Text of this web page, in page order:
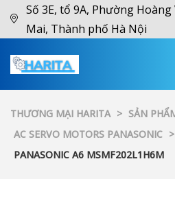
Số 3E, tổ 9A, Phường
Mai, Thành phố Hà Nội
THƯƠNG MẠI HARITA > SẢN
AC SERVO MOTORS PANASONIC >
PANASONIC A6 MSMF202L1H6M